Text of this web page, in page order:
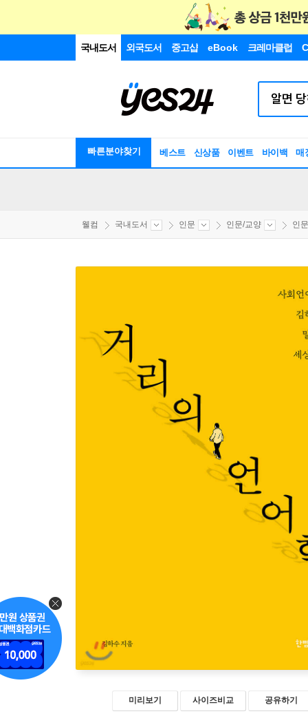
국내도서 외국도서 중고샵 eBook 크레마클럽
빠른분야찾기 베스트 신상품 이벤트 바이백 매
웰컴 국내도서 인문 인문/교양 인
미리보기 사이즈비교 공유하기